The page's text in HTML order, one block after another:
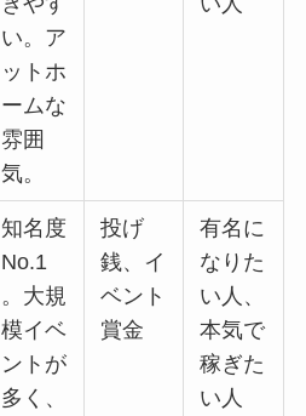
い。ア
ットホ
ームな
雰囲
気。
知名度
No.1
。大規
模イベ
ントが
多く、
投げ
銭、イ
ベント
賞金
有名に
なりた
い人、
本気で
稼ぎた
い人